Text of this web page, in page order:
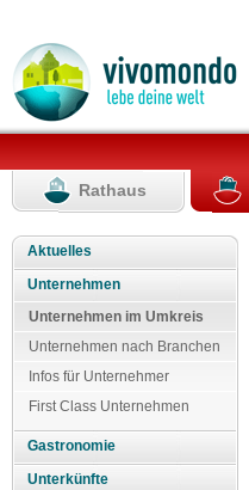
Rathaus
Aktuelles
Unternehmen
Unternehmen im Umkreis
Unternehmen nach Branchen
Infos für Unternehmer
First Class Unternehmen
Gastronomie
Unterkünfte